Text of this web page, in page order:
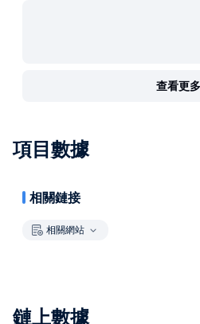
查看更多
項目數據
相關鏈接
相關網站
鏈上數據